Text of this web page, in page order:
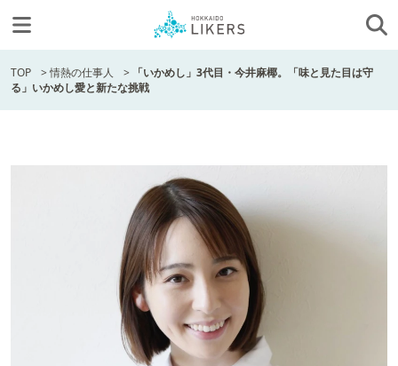
TOP >情熱の仕事人 > 「いかめし」3代目・今井麻椰。「味と見た目は守
る」いかめし愛と新たな挑戦